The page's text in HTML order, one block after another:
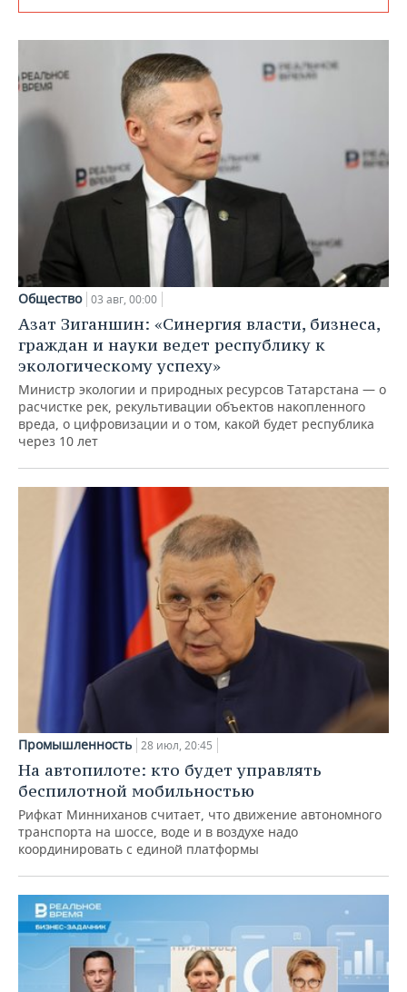
Общество 03 авг, 00:00
Азат Зиганшин: «Синергия власти, бизнеса,
граждан и науки ведет республику к
экологическому успеху»
Министр экологии и природных ресурсов Татарстана — о
расчистке рек, рекультивации объектов накопленного
вреда, о цифровизации и о том, какой будет республика
через 10 лет
Промышленность 28 июл, 20:45
На автопилоте: кто будет управлять
беспилотной мобильностью
Рифкат Минниханов считает, что движение автономного
транспорта на шоссе, воде и в воздухе надо
координировать с единой платформы